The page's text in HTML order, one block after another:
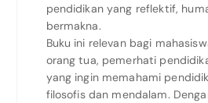
pendidikan yang reflektif,
bermakna.
Buku ini relevan bagi
orang tua, pemerhati
yang ingin memahami
filosofis dan mendalam.